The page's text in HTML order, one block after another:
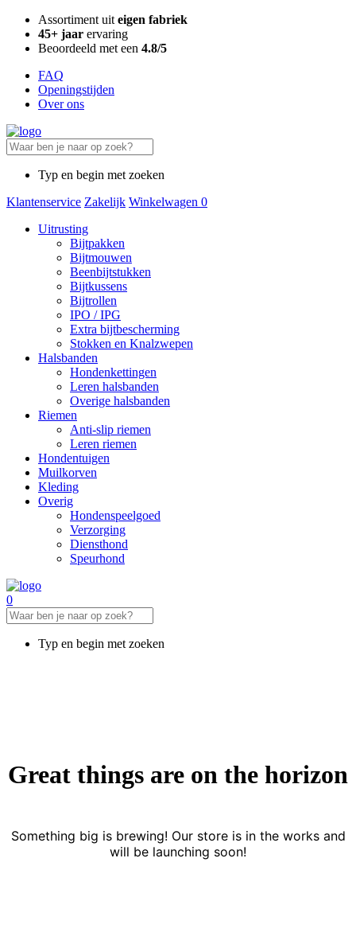
Assortiment uit eigen fabriek
45+ jaar ervaring
Beoordeeld met een 4.8/5
FAQ
Openingstijden
Over ons
Typ en begin met zoeken
Klantenservice Zakelijk Winkelwagen 0
Uitrusting
Bijtpakken
Bijtmouwen
Beenbijtstukken
Bijtkussens
Bijtrollen
IPO / IPG
Extra bijtbescherming
Stokken en Knalzwepen
Halsbanden
Hondenkettingen
Leren halsbanden
Overige halsbanden
Riemen
Anti-slip riemen
Leren riemen
Hondentuigen
Muilkorven
Kleding
Overig
Hondenspeelgoed
Verzorging
Diensthond
Speurhond
0
Typ en begin met zoeken
Great things are on the horizon
Something big is brewing! Our store is in the works and
will be launching soon!